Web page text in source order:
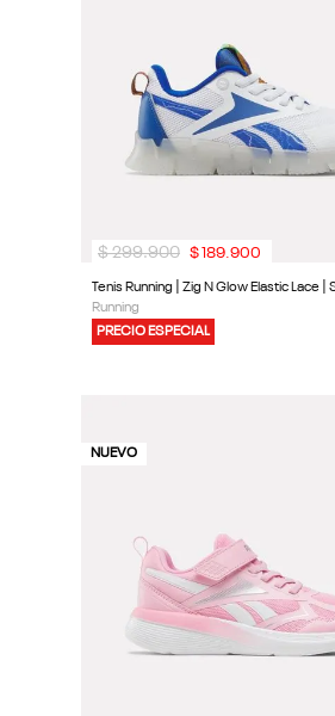
Running
PRECIO ESPECIAL
$ 299.900 $189 900
NUEVO